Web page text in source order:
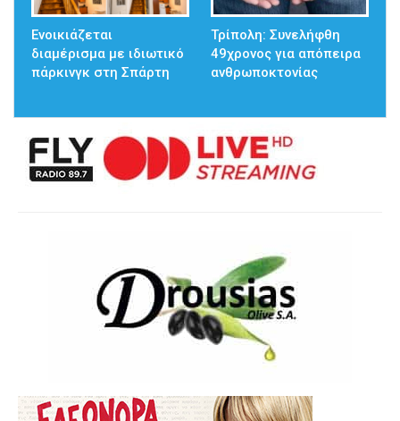
Ενοικιάζεται
διαμέρισμα με ιδιωτικό
πάρκινγκ στη Σπάρτη
Τρίπολη: Συνελήφθη
49χρονος για απόπειρα
ανθρωποκτονίας